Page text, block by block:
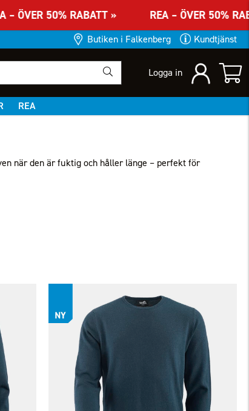
50% RABATT » REA – ÖVER
Butiken i Falkenberg Kundtjänst
Logga in
REA
när den är fuktig och håller länge – perfekt för